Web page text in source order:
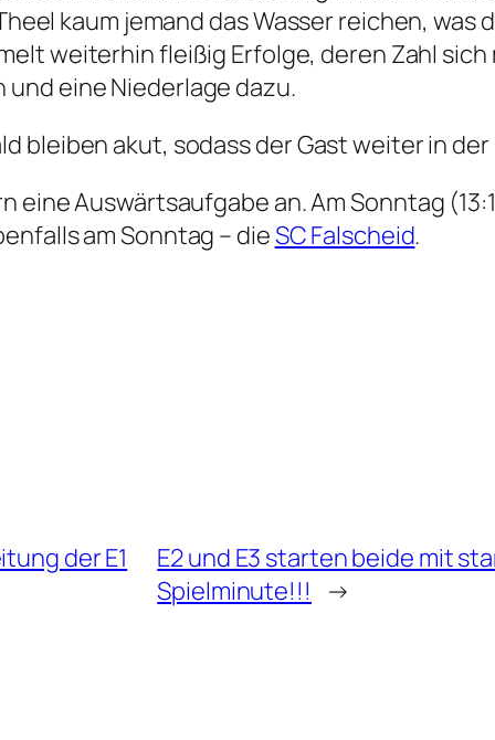
kaum jemand das Wasser reichen,
weiterhin fleißig Erfolge, deren Zahl
eine Niederlage dazu.
bleiben akut, sodass der Gast weiter in
eine Auswärtsaufgabe an. Am Sonntag
am Sonntag – dieSC Falscheid.
der E1
E2 und E3 starten beide mit
Spielminute!!!
→